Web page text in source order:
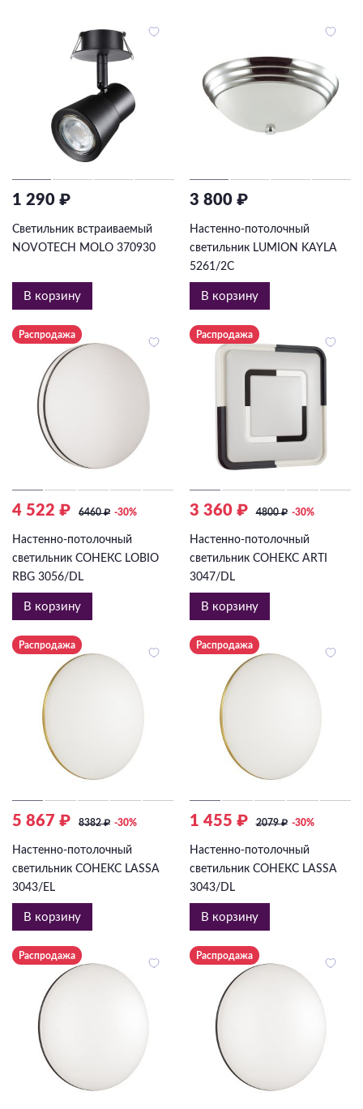
1 290 ₽
Светильник встраиваемый
NOVOTECH MOLO 370930
В корзину
3 800 ₽
Настенно-потолочный
светильник LUMION KAYLA
5261/2C
В корзину
Распродажа
4 522 ₽ 6460₽ -30%
Настенно-потолочный
светильник СОНЕКС LOBIO
RBG 3056/DL
В корзину
Распродажа
3 360 ₽ 4800₽ -30%
Настенно-потолочный
светильник СОНЕКС ARTI
3047/DL
В корзину
Распродажа
5 867 ₽ 8382₽ -30%
Настенно-потолочный
светильник СОНЕКС LASSA
3043/EL
В корзину
Распродажа
1 455 ₽ 2079₽ -30%
Настенно-потолочный
светильник СОНЕКС LASSA
3043/DL
В корзину
Распродажа Распродажа